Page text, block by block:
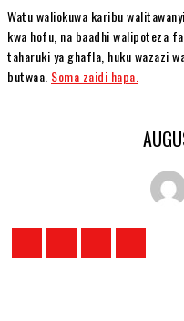
Watu waliokuwa karibu
kwa hofu, na baadhi walipoteza
taharuki ya ghafla, huku wazazi
butwaa. Soma zaidi hapa.